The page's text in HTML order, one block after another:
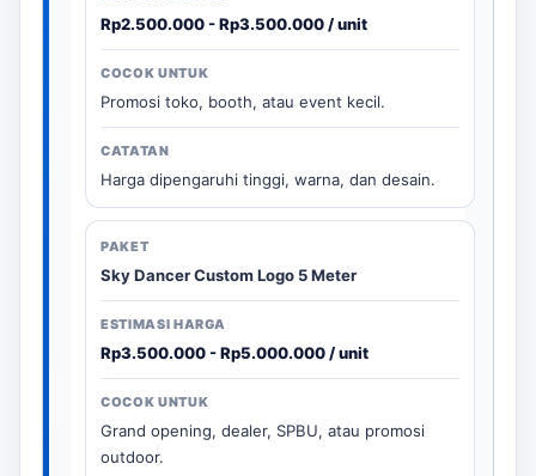
Rp2.500.000 - Rp3.500.000 / unit
Promosi toko, booth, atau event kecil.
Harga dipengaruhi tinggi, warna, dan desain.
Sky Dancer Custom Logo 5 Meter
Rp3.500.000 - Rp5.000.000 / unit
Grand opening, dealer, SPBU, atau promosi
outdoor.